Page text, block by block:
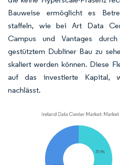
Bauweise ermöglicht es
staffeln, wie bei Art Data
Campus und Vantages
gestütztem Dubliner Bau zu
skaliert werden können. Diese
auf das investierte Kapital,
nachlässt.